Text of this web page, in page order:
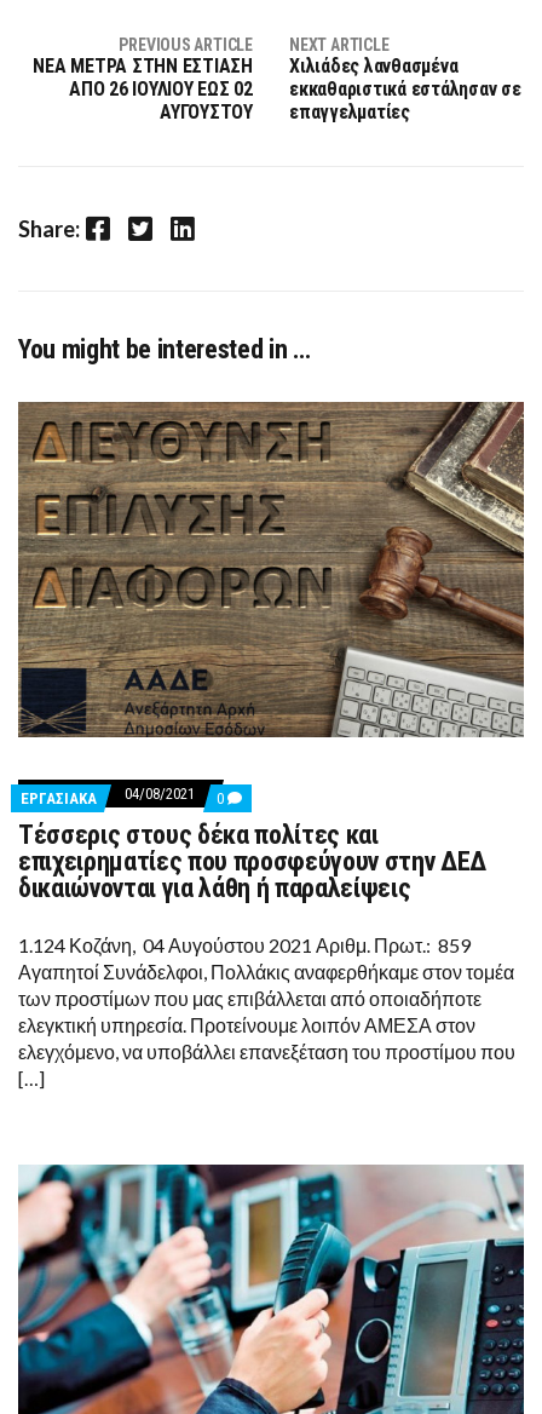
PREVIOUS ARTICLE
ΝΕΑ ΜΕΤΡΑ ΣΤΗΝ ΕΣΤΙΑΣΗ
ΑΠΟ 26 ΙΟΥΛΙΟΥ ΕΩΣ 02
ΑΥΓΟΥΣΤΟΥ
NEXT ARTICLE
Χιλιάδες λανθασμένα
εκκαθαριστικά εστάλησαν σε
επαγγελματίες
Share: Facebook Twitter LinkedIn
You might be interested in …
ΕΡΓΑΣΙΑΚΑ 04/08/2021 0 COMMENTS
ON
ΤΈΣΣΕΡΙΣ
ΣΤΟΥΣ
ΔΈΚΑ
ΠΟΛΊΤΕΣ
ΚΑΙ
ΠΟΥ
ΠΡΟΣΦΕΎΓΟΥΝ
ΣΤΗΝ
ΔΕΔ
ΔΙΚΑΙΏΝΟΝΤΑΙ
ΓΙΑ
ΛΆΘΗ
Τέσσερις στους δέκα πολίτες και
επιχειρηματίες που προσφεύγουν στην ΔΕΔ
δικαιώνονται για λάθη ή παραλείψεις
1.124 Κοζάνη, 04 Αυγούστου 2021 Αριθμ. Πρωτ.: 859
Αγαπητοί Συνάδελφοι, Πολλάκις αναφερθήκαμε στον τομέα
των προστίμων που μας επιβάλλεται από οποιαδήποτε
ελεγκτική υπηρεσία. Προτείνουμε λοιπόν ΑΜΕΣΑ στον
ελεγχόμενο, να υποβάλλει επανεξέταση του προστίμου που
[…]